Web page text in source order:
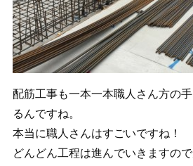
配筋工事も一本一本職人さん方の
るんですね。
本当に職人さんはすごいですね！
どんどん工程は進んでいきますの